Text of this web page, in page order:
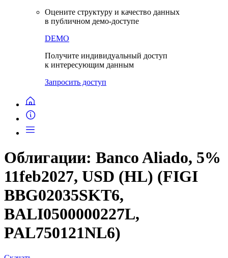
Оцените структуру и качество данных
в публичном демо-доступе
DEMO
Получите индивидуальный доступ
к интересующим данным
Запросить доступ
Облигации: Banco Aliado, 5%
11feb2027, USD (HL) (FIGI
BBG02035SKT6,
BALI0500000227L,
PAL750121NL6)